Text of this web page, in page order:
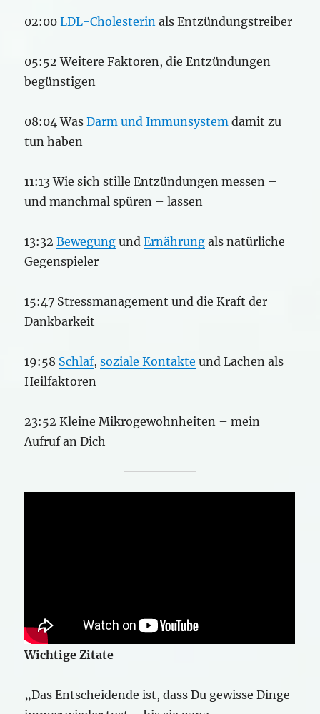
02:00LDL-Cholesterin als Entzündungstreiber
05:52 Weitere Faktoren, die Entzündungen
begünstigen
08:04 WasDarm und Immunsystem damit zu
tun haben
11:13 Wie sich stille Entzündungen messen –
und manchmal spüren – lassen
13:32Bewegung undErnährung als natürliche
Gegenspieler
15:47 Stressmanagement und die Kraft der
Dankbarkeit
19:58 Schlaf,soziale Kontakte und Lachen als
Heilfaktoren
23:52 Kleine Mikrogewohnheiten – mein
Aufruf an Dich
Wichtige Zitate
„Das Entscheidende ist, dass Du gewisse Dinge